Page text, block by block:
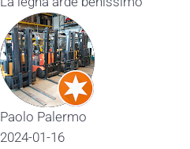
Paolo Palermo
2024-01-16